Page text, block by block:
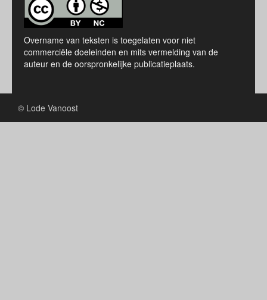
Overname van teksten is toegelaten voor niet
commerciële doeleinden en mits vermelding van de
auteur en de oorspronkelijke publicatieplaats.
© Lode Vanoost